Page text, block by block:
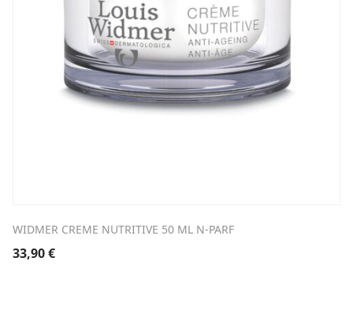
WIDMER CREME NUTRITIVE 50 ML N-PARF
33,90€